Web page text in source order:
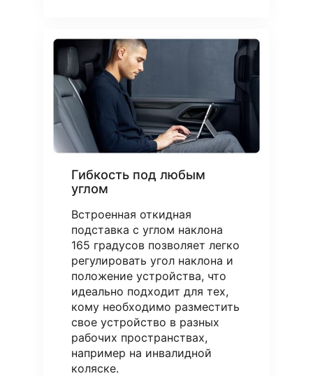
Гибкость под любым
углом
Встроенная откидная
подставка с углом наклона
165 градусов позволяет легко
регулировать угол наклона и
положение устройства, что
идеально подходит для тех,
кому необходимо разместить
свое устройство в разных
рабочих пространствах,
например на инвалидной
коляске.